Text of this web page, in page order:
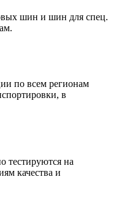
шин и шин для спец.
по всем регионам
в
тестируются на
качества и